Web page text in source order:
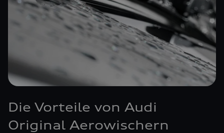
Die Vorteile von Audi
Original Aerowischern